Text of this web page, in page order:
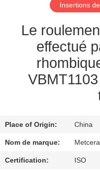
L'USINE
CATALOGUE
NOUS
NOUVELLES
DEMANDEZ
Insertions
Le
effectué
Place of Origin: China
Nom de marque: Metcera
Certification: ISO